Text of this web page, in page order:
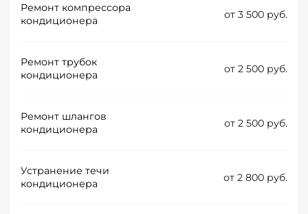
Ремонт компрессора
кондиционера
от 3 500 руб.
Ремонт трубок
кондиционера
от 2 500 руб.
Ремонт шлангов
кондиционера
от 2 500 руб.
Устранение течи
кондиционера
от 2 800 руб.